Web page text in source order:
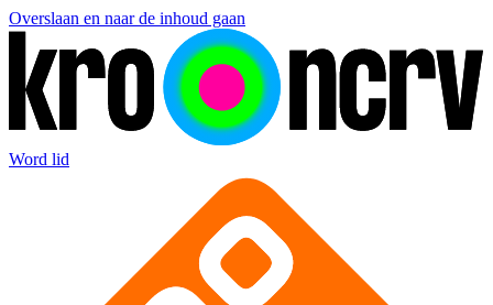
Overslaan en naar de inhoud gaan
Word lid